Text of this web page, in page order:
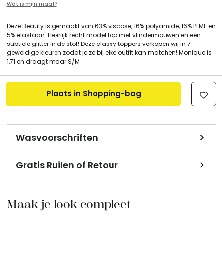
Wat is mijn maat?
Deze Beauty is gemaakt van 63% viscose, 16% polyamide, 16% PLME en
5% elastaan. Heerlijk recht model top met vlindermouwen en een
subtiele glitter in de stof! Deze classy toppers verkopen wij in 7
geweldige kleuren zodat je ze bij elke outfit kan matchen! Monique is
1,71 en draagt maar S/M
Wasvoorschriften
Gratis Ruilen of Retour
Plaats in Shopping-bag
Maak je look compleet